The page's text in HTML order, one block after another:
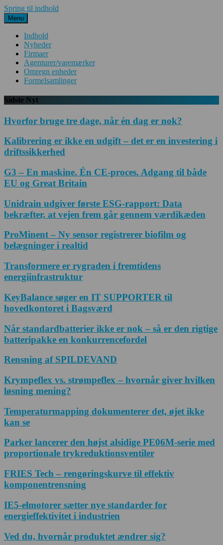
Spring til indhold
Menu
Indhold
Nyheder
Firmaer
Agenturer/varemærker
Omregn enheder
Formelsamlinger
Sidste Nyt
Hvorfor bruge tre dage, når én dag er nok?
Kalibrering er ikke en udgift – det er en investering i
driftssikkerhed
G3 – En maskine. Én CE-proces. Adgang til både
EU og Great Britain
Unidrain udgiver første ESG-rapport: Data
bekræfter, at vejen frem går gennem værdikæden
ProMinent – Ny sensor registrerer biofilm og
belægninger i realtid
Transformere er rygraden i fremtidens
energiinfrastruktur
KeyBalance søger en IT SUPPORTER til
hovedkontoret i Bagsværd
Når standardbatterier ikke er nok – så er den rigtige
batteripakke en konkurrencefordel
Rensning af SPILDEVAND
Krympeflex vs. strømpeflex – hvornår giver hvilken
løsning mening?
Temperaturmapping dokumenterer det, øjet ikke
kan se
Parker lancerer den højst alsidige PE06M-serie med
proportionale trykreduktionsventiler
FRIES Tech – rengøringskurve til effektiv
komponentrensning
IE5-elmotorer sætter nye standarder for
energieffektivitet i industrien
Ved du, hvornår produktet ændrer sig?